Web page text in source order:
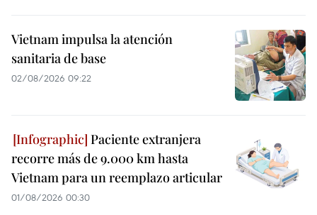
Vietnam impulsa la atención
sanitaria de base
02/08/2026 09:22
Paciente extranjera
recorre más de 9.000 km hasta
Vietnam para un reemplazo articular
01/08/2026 00:30